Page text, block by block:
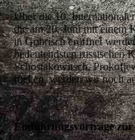
Über die 10.
die am 20. Juni mit einem
in Gohrisch eröffnet
bedeutendsten russischen
Schostakowitsch,
rücken, werden wir noch
Einführungsvorträge